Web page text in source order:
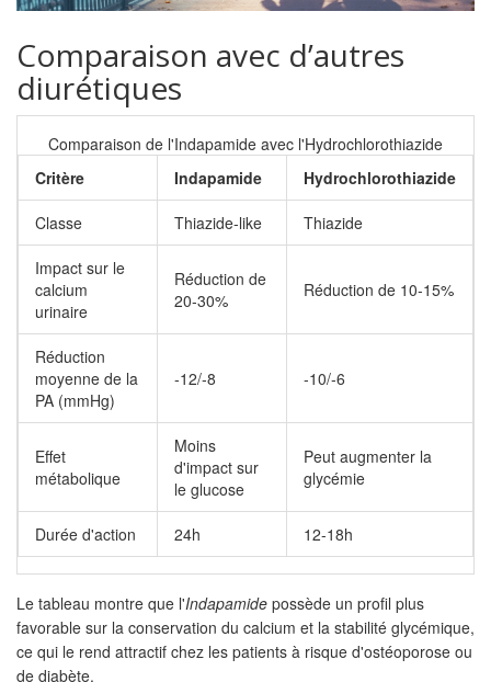
Comparaison avec d’autres
diurétiques
Comparaison de l'Indapamide avec l'Hydrochlorothiazide
Critère
Indapamide Hydrochlorothiazide
Classe Thiazide‑like Thiazide
Impact sur le
calcium
urinaire
Réduction de
20‑30%
Réduction de 10‑15%
Réduction
moyenne de la
PA (mmHg)
‑12/‑8 ‑10/‑6
Effet
métabolique
Moins
d'impact sur
le glucose
Peut augmenter la
glycémie
Durée d'action 24h 12‑18h
Le tableau montre que l'Indapamide possède un profil plus
favorable sur la conservation du calcium et la stabilité glycémique,
ce qui le rend attractif chez les patients à risque d'ostéoporose ou
de diabète.